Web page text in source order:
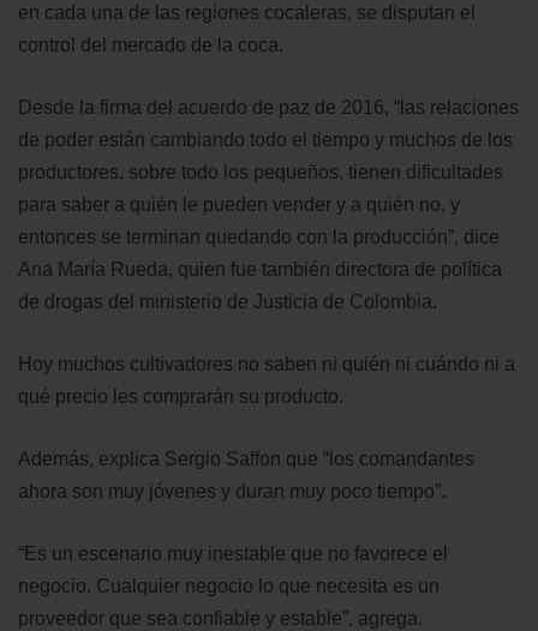
en cada una de las regiones cocaleras, se disputan el
control del mercado de la coca.
Desde la firma del acuerdo de paz de 2016, “las relaciones
de poder están cambiando todo el tiempo y muchos de los
productores, sobre todo los pequeños, tienen dificultades
para saber a quién le pueden vender y a quién no, y
entonces se terminan quedando con la producción”, dice
Ana María Rueda, quien fue también directora de política
de drogas del ministerio de Justicia de Colombia.
Hoy muchos cultivadores no saben ni quién ni cuándo ni a
qué precio les comprarán su producto.
Además, explica Sergio Saffon que “los comandantes
ahora son muy jóvenes y duran muy poco tiempo”.
“Es un escenario muy inestable que no favorece el
negocio. Cualquier negocio lo que necesita es un
proveedor que sea confiable y estable”, agrega.